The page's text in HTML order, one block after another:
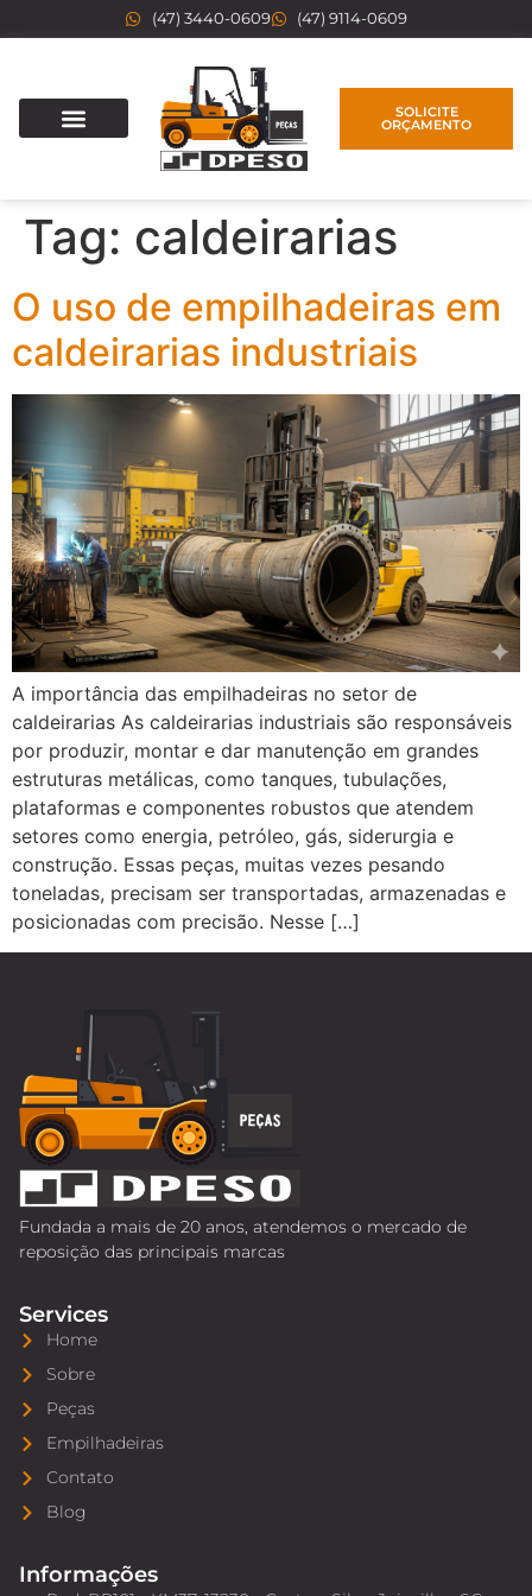
(47) 3440-0609 (47) 9114-0609
SOLICITE
ORÇAMENTO
Tag: caldeirarias
O uso de empilhadeiras em
caldeirarias industriais
A importância das empilhadeiras no setor de
caldeirarias As caldeirarias industriais são responsáveis
por produzir, montar e dar manutenção em grandes
estruturas metálicas, como tanques, tubulações,
plataformas e componentes robustos que atendem
setores como energia, petróleo, gás, siderurgia e
construção. Essas peças, muitas vezes pesando
toneladas, precisam ser transportadas, armazenadas e
posicionadas com precisão. Nesse […]
Fundada a mais de 20 anos, atendemos o mercado de
reposição das principais marcas
Services
Home
Sobre
Peças
Empilhadeiras
Contato
Blog
Informações